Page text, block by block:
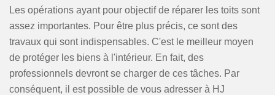
Les opérations ayant pour objectif de réparer les toits sont
assez importantes. Pour être plus précis, ce sont des
travaux qui sont indispensables. C'est le meilleur moyen
de protéger les biens à l'intérieur. En fait, des
professionnels devront se charger de ces tâches. Par
conséquent, il est possible de vous adresser à HJ